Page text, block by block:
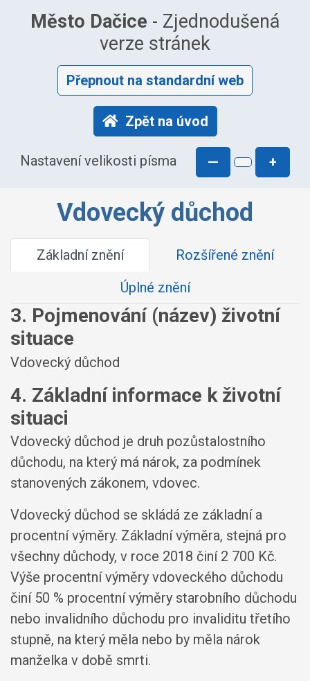
Město Dačice - Zjednodušená
verze stránek
Přepnout na standardní web
Zpět na úvod
Nastavení velikosti písma — +
Vdovecký důchod
Základní znění
Rozšířené znění
Úplné znění
3. Pojmenování (název) životní
situace
Vdovecký důchod
4. Základní informace k životní
situaci
Vdovecký důchod je druh pozůstalostního
důchodu, na který má nárok, za podmínek
stanovených zákonem, vdovec.
Vdovecký důchod se skládá ze základní a
procentní výměry. Základní výměra, stejná pro
všechny důchody, v roce 2018 činí 2 700 Kč.
Výše procentní výměry vdoveckého důchodu
činí 50 % procentní výměry starobního důchodu
nebo invalidního důchodu pro invaliditu třetího
stupně, na který měla nebo by měla nárok
manželka v době smrti.